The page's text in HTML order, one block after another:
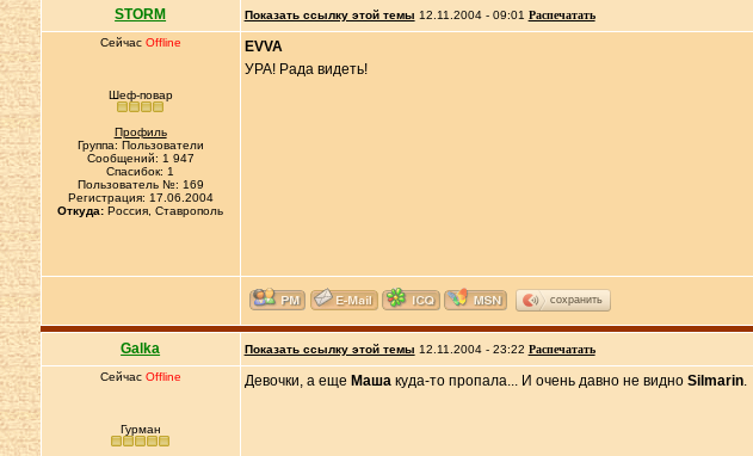
STORM Показать ссылку этой темы 12.11.2004 - 09:01 Распечатать
Сейчас Offline
Шеф-повар
Профиль
Группа: Пользователи
Сообщений: 1 947
Спасибок: 1
Пользователь №: 169
Регистрация: 17.06.2004
Откуда: Россия, Ставрополь
EVVA
УРА! Рада видеть!
сохранить
Galka Показать ссылку этой темы 12.11.2004 - 23:22 Распечатать
Сейчас Offline
Гурман
Девочки, а еще Машакуда-то пропала... И очень давно не видно Silmarin.